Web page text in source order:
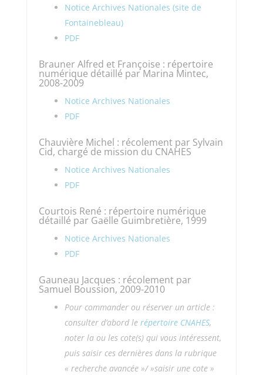
Notice Archives Nationales (site de
Fontainebleau)
PDF
Brauner Alfred et Françoise : répertoire
numérique détaillé par Marina Mintec,
2008-2009
Notice Archives Nationales
PDF
Chauvière Michel : récolement par Sylvain
Cid, chargé de mission du CNAHES
Notice Archives Nationales
PDF
Courtois René : répertoire numérique
détaillé par Gaëlle Guimbretière, 1999
Notice Archives Nationales
PDF
Gauneau Jacques : récolement par
Samuel Boussion, 2009-2010
Pour commander ou réserver un article :
consulter d’abord le répertoire CNAHES,
noter la ou les cote(s) qui vous intéressent,
puis saisir ces dernières dans la rubrique
« recherche avancée »/ »saisir une cote »